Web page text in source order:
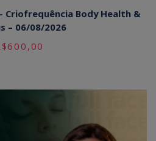
Criofrequência Body Health &
– 06/08/2026
600,00